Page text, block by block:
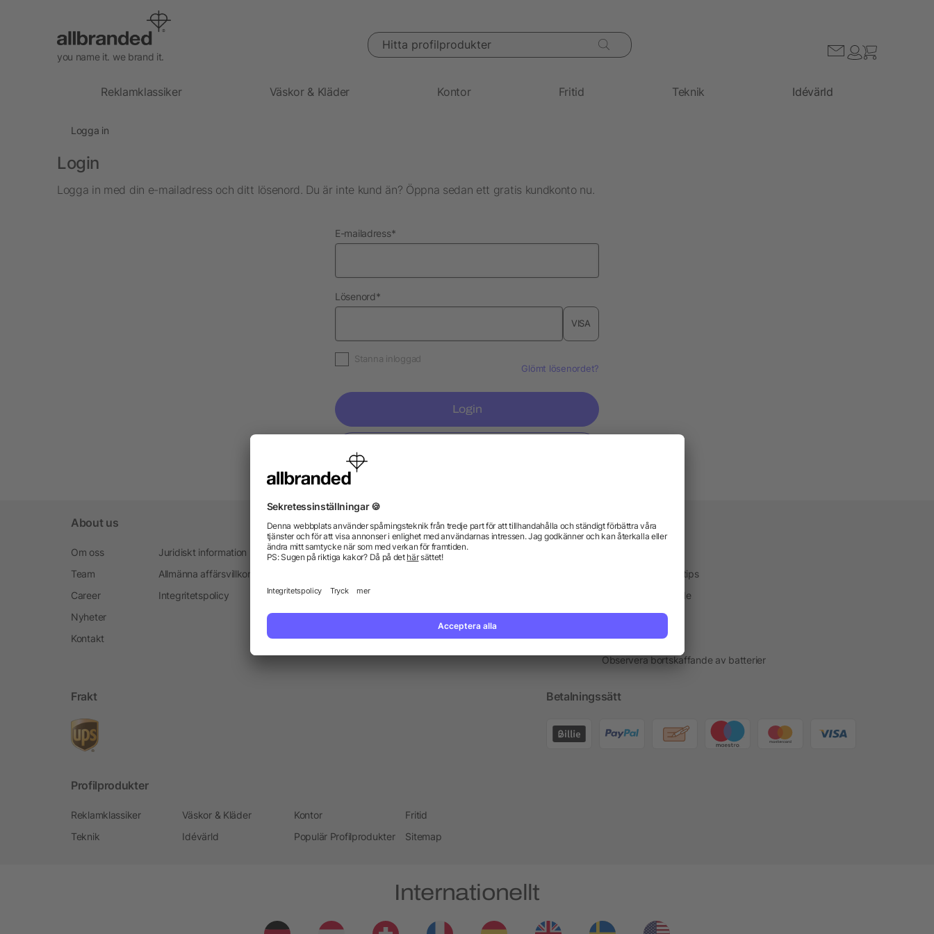
you name it. we brand it.
Hitta profilprodukter
Reklamklassiker Väskor & Kläder Kontor Fritid Teknik Idévärld
Logga in
Login
Logga in med din e-mailadress och ditt lösenord. Du är inte kund än? Öppna sedan ett gratis kundkonto nu.
E-mailadressnödvändig
*
Lösenordnödvändig
*
VISA
Stanna inloggad
Glömt lösenordet?
Login
About us
Om oss
Team
Career
Nyheter
Kontakt
Juridiskt information
Allmänna affärsvillkoren
Integritetspolicy
Information
Vanliga frågor och svar
Registrera en retur
Profilprodukt WIKI
Profilprodukt Rådgivare
Blogg
Service
Trycktekniker och tips
Pantone® Färgguide
Specialservice
Kontakt
Observera bortskaffande av batterier
Frakt Betalningssätt
Profilprodukter
Reklamklassiker Väskor & Kläder Kontor
Fritid
Teknik
Idévärld Populär Profilprodukter Sitemap
Internationellt